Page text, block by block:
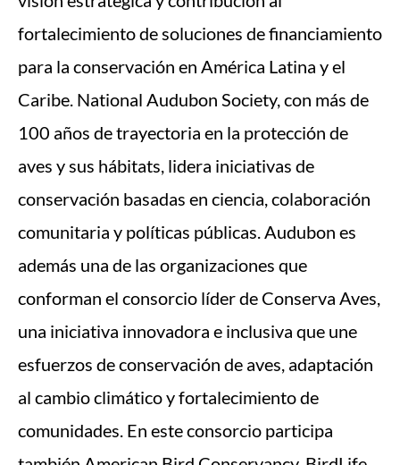
fortalecimiento de soluciones de financiamiento
para la conservación en América Latina y el
Caribe. National Audubon Society, con más de
100 años de trayectoria en la protección de
aves y sus hábitats, lidera iniciativas de
conservación basadas en ciencia, colaboración
comunitaria y políticas públicas. Audubon es
además una de las organizaciones que
conforman el consorcio líder de Conserva Aves,
una iniciativa innovadora e inclusiva que une
esfuerzos de conservación de aves, adaptación
al cambio climático y fortalecimiento de
comunidades. En este consorcio participa